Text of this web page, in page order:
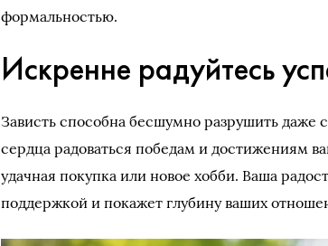
формальностью.
Искренне радуйтесь
Зависть способна бесшумно разрушить даже
сердца радоваться победам и достижениям
удачная покупка или новое хобби. Ваша
поддержкой и покажет глубину ваших